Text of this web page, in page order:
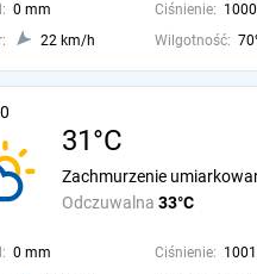
0 mm Ciśnienie:
22 km/h Wilgotność:
31°C
Odczuwalna 33°C
Zachmurzenie
0 mm Ciśnienie: